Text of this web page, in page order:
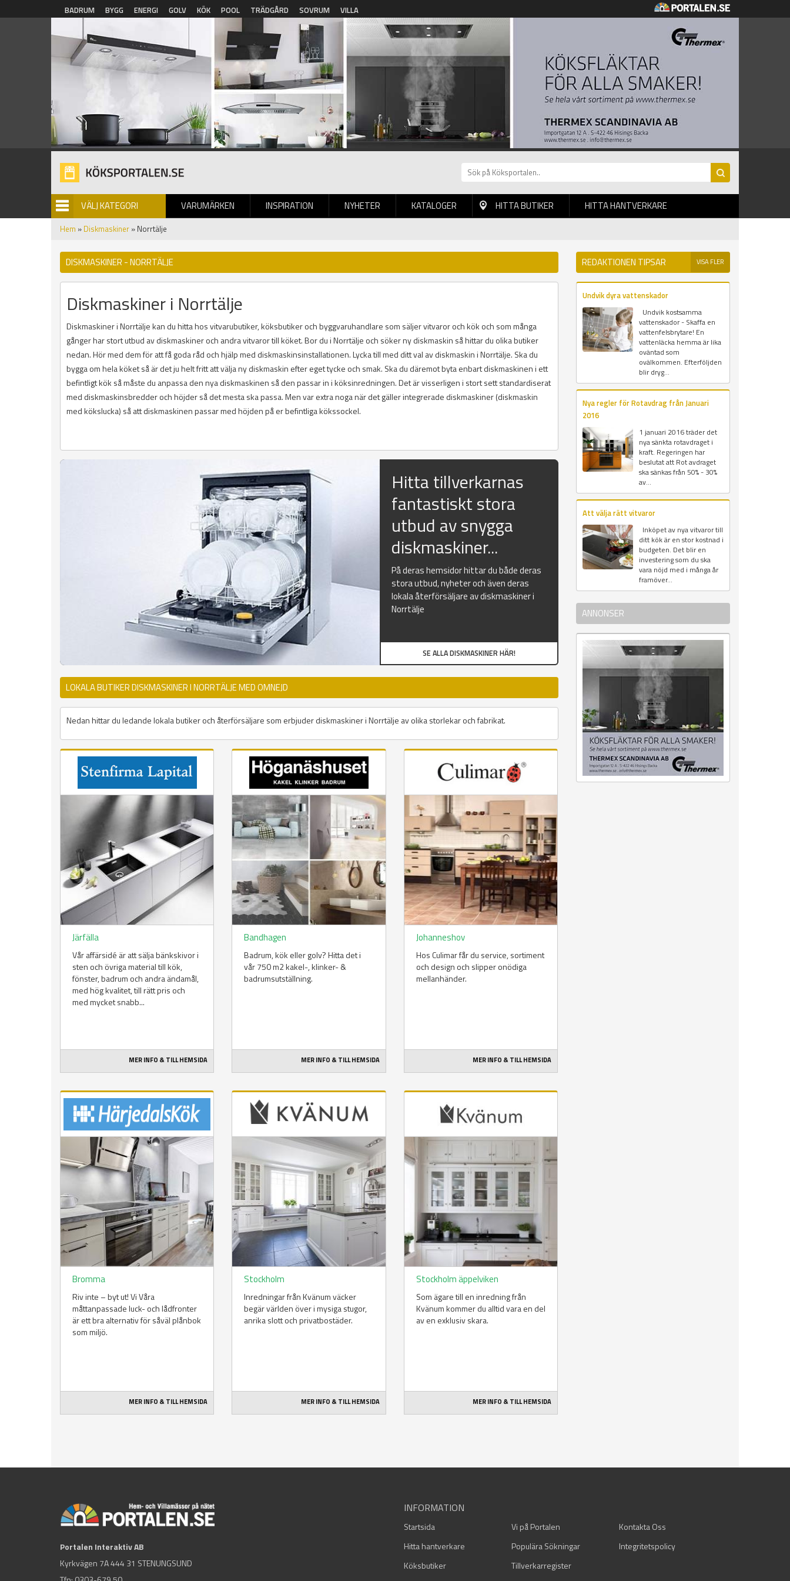
Hoppa till huvudinnehåll
BADRUM BYGG ENERGI GOLV KÖK POOL TRÄDGÅRD SOVRUM VILLA
VÄLJ KATEGORI VARUMÄRKEN INSPIRATION NYHETER
BILDGALLERI KATALOGER HITTA BUTIKER HITTA HANTVERKARE
Hem » Diskmaskiner » Norrtälje
DISKMASKINER - NORRTÄLJE
Diskmaskiner i Norrtälje
Diskmaskiner i Norrtälje kan du hitta hos vitvarubutiker, köksbutiker och byggvaruhandlare som säljer vitvaror och kök och som många
gånger har stort utbud av diskmaskiner och andra vitvaror till köket. Bor du i Norrtälje och söker ny diskmaskin så hittar du olika butiker
nedan. Hör med dem för att få goda råd och hjälp med diskmaskinsinstallationen. Lycka till med ditt val av diskmaskin i Norrtälje. Ska du
bygga om hela köket så är det ju helt fritt att välja ny diskmaskin efter eget tycke och smak. Ska du däremot byta enbart diskmaskinen i ett
befintligt kök så måste du anpassa den nya diskmaskinen så den passar in i köksinredningen. Det är visserligen i stort sett standardiserat
med diskmaskinsbredder och höjder så det mesta ska passa. Men var extra noga när det gäller integrerade diskmaskiner (diskmaskin
med kökslucka) så att diskmaskinen passar med höjden på er befintliga kökssockel.
Hitta tillverkarnas
fantastiskt stora
utbud av snygga
diskmaskiner...
På deras hemsidor hittar du både deras
stora utbud, nyheter och även deras
lokala återförsäljare av diskmaskiner i
Norrtälje
SE ALLA DISKMASKINER HÄR!
LOKALA BUTIKER DISKMASKINER I NORRTÄLJE MED OMNEJD
Nedan hittar du ledande lokala butiker och återförsäljare som erbjuder diskmaskiner i Norrtälje av olika storlekar och fabrikat.
Järfälla
Vår affärsidé är att sälja bänkskivor i
sten och övriga material till kök,
fönster, badrum och andra ändamål,
med hög kvalitet, till rätt pris och
med mycket snabb...
MER INFO & TILL HEMSIDA
Bandhagen
Badrum, kök eller golv? Hitta det i
vår 750 m2 kakel-, klinker- &
badrumsutställning.
MER INFO & TILL HEMSIDA
Johanneshov
Hos Culimar får du service, sortiment
och design och slipper onödiga
mellanhänder.
MER INFO & TILL HEMSIDA
Bromma
Riv inte – byt ut! Vi Våra
måttanpassade luck- och lådfronter
är ett bra alternativ för såväl plånbok
som miljö.
MER INFO & TILL HEMSIDA
Stockholm
Inredningar från Kvänum väcker
begär världen över i mysiga stugor,
anrika slott och privatbostäder.
MER INFO & TILL HEMSIDA
Stockholm äppelviken
Som ägare till en inredning från
Kvänum kommer du alltid vara en del
av en exklusiv skara.
MER INFO & TILL HEMSIDA
REDAKTIONEN TIPSAR VISA FLER
Undvik dyra vattenskador
Undvik kostsamma
vattenskador - Skaffa en
vattenfelsbrytare! En
vattenläcka hemma är lika
oväntad som
ovälkommen. Efterföljden
blir dryg...
Nya regler för Rotavdrag från Januari
2016
1 januari 2016 träder det
nya sänkta rotavdraget i
kraft. Regeringen har
beslutat att Rot avdraget
ska sänkas från 50% - 30%
av...
Att välja rätt vitvaror
Inköpet av nya vitvaror till
ditt kök är en stor kostnad i
budgeten. Det blir en
investering som du ska
vara nöjd med i många år
framöver...
ANNONSER
Portalen Interaktiv AB
Kyrkvägen 7A 444 31 STENUNGSUND
INFORMATION
Startsida Vi på Portalen
Kontakta Oss
Hitta hantverkare
Populära Sökningar
Integritetspolicy
Köksbutiker
Tillverkarregister